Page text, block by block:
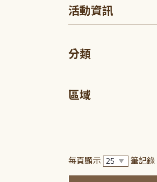
活動資訊
分類
區域
每頁顯示 筆記錄